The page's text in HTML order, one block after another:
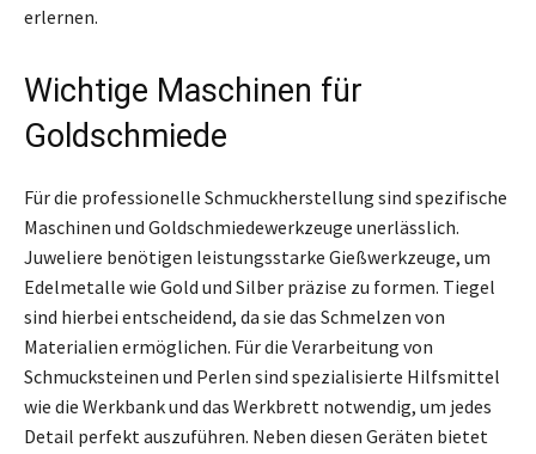
erlernen.
Wichtige Maschinen für
Goldschmiede
Für die professionelle Schmuckherstellung sind spezifische
Maschinen und Goldschmiedewerkzeuge unerlässlich.
Juweliere benötigen leistungsstarke Gießwerkzeuge, um
Edelmetalle wie Gold und Silber präzise zu formen. Tiegel
sind hierbei entscheidend, da sie das Schmelzen von
Materialien ermöglichen. Für die Verarbeitung von
Schmucksteinen und Perlen sind spezialisierte Hilfsmittel
wie die Werkbank und das Werkbrett notwendig, um jedes
Detail perfekt auszuführen. Neben diesen Geräten bietet